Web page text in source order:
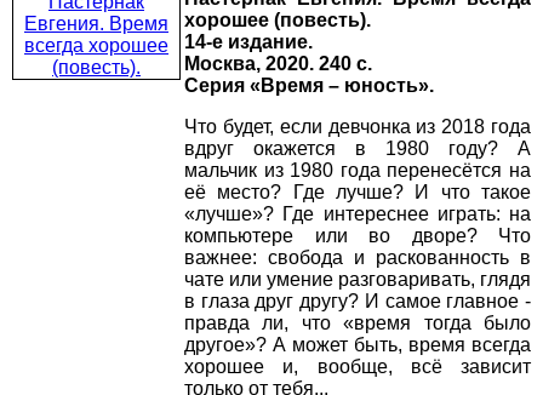
хорошее (повесть).
14-е издание.
Москва, 2020. 240 с.
Серия «Время – юность».
Что будет, если девчонка из 2018 года
вдруг окажется в 1980 году? А
мальчик из 1980 года перенесётся на
её место? Где лучше? И что такое
«лучше»? Где интереснее играть: на
компьютере или во дворе? Что
важнее: свобода и раскованность в
чате или умение разговаривать, глядя
в глаза друг другу? И самое главное -
правда ли, что «время тогда было
другое»? А может быть, время всегда
хорошее и, вообще, всё зависит
только от тебя...